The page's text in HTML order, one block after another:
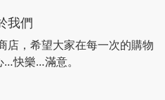
我們
店，希望大家在每一次的購物
快樂…滿意。